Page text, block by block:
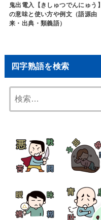
鬼出電入【きしゅつでんにゅう】
の意味と使い方や例文（語源由
来・出典・類義語）
四字熟語を検索